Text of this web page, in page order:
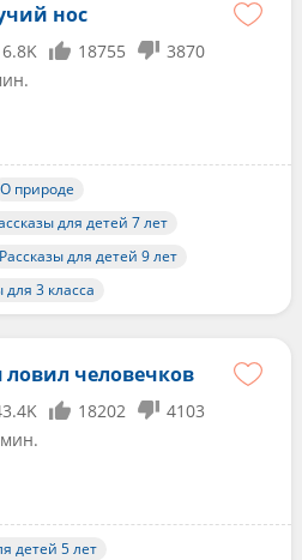
нос
18755
3870
О природе
для детей 7 лет
Рассказы для детей 9 лет
для 3 класса
ловил человечков
18202
4103
детей 5 лет